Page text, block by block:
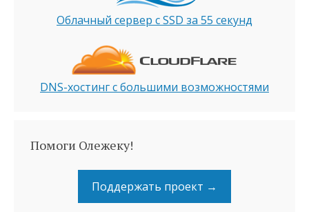
Облачный сервер с SSD за 55 секунд
DNS-хостинг с большими возможностями
Помоги Олежеку!
Поддержать проект →